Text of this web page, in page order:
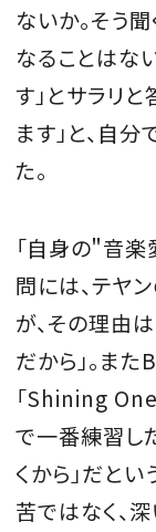
ないか。そう
なることはな
す」とサラリ
ます」と、自
た。
「自身の＂音
問には、テヤ
が、その理由
だから」。ま
「Shining One
で一番練習し
くから」だと
苦ではなく、